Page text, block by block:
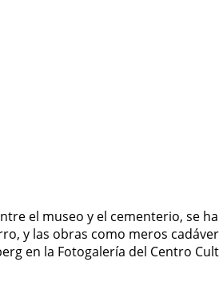
el museo y el cementerio, se
y las obras como meros
en la Fotogalería del Centro